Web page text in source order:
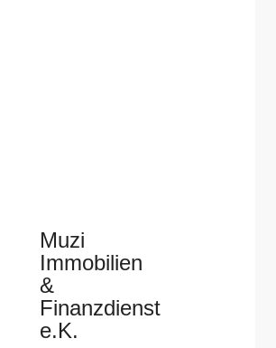
Muzi
Immobilien
&
Finanzdienst
e.K.